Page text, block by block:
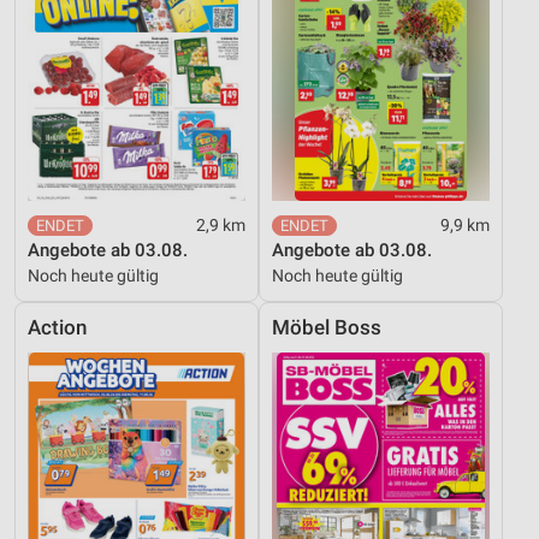
2,9 km
Angebote ab 03.08.
Noch heute gültig
9,9 km
Angebote ab 03.08.
Noch heute gültig
Action Möbel Boss
Informationen identifizieren
Nicht-IAB-Verarbeitungszwecke:
Notwendig
Performance
Funktional
Werbung